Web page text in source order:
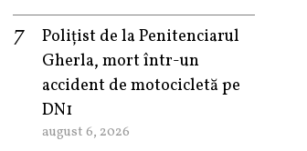
Polițist de la Penitenciarul
Gherla, mort într-un
accident de motocicletă pe
DN1
august 6, 2026